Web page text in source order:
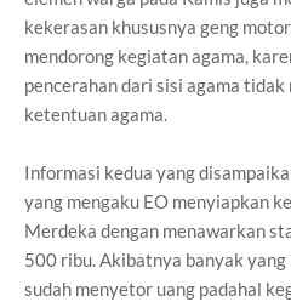
kekerasan khususnya geng
mendorong kegiatan agama,
pencerahan dari sisi agama
ketentuan agama.
Informasi kedua yang
yang mengaku EO menyiapkan
Merdeka dengan menawarkan
500 ribu. Akibatnya banyak
sudah menyetor uang padahal